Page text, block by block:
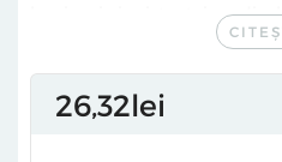
luminoşi ai asistentei
ascultă murmurul frunzelor
Tranziţia durează șaptezeci
Lento crește. În mod sigur
2632lei